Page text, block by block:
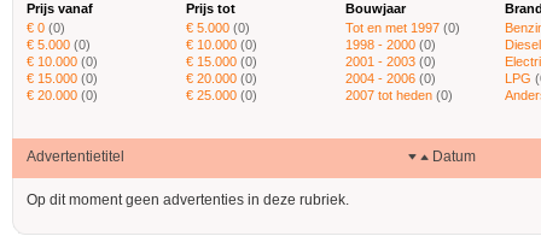
Prijs vanaf
€ 0 (0)
€ 5.000 (0)
€ 10.000 (0)
€ 15.000 (0)
€ 20.000 (0)
Prijs tot
€ 5.000 (0)
€ 10.000 (0)
€ 15.000 (0)
€ 20.000 (0)
€ 25.000 (0)
Bouwjaar
Tot en met 1997 (0)
1998 - 2000 (0)
2001 - 2003 (0)
2004 - 2006 (0)
2007 tot heden (0)
Diesel
LPG
Advertentietitel Datum
Op dit moment geen advertenties in deze rubriek.